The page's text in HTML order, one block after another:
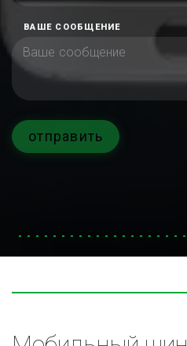
ВАШЕ СООБЩЕНИЕ
отправить